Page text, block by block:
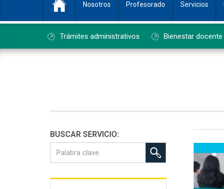
Nosotros Profesorado Servicios
Trámites administrativos Bienestar docente
BUSCAR SERVICIO: